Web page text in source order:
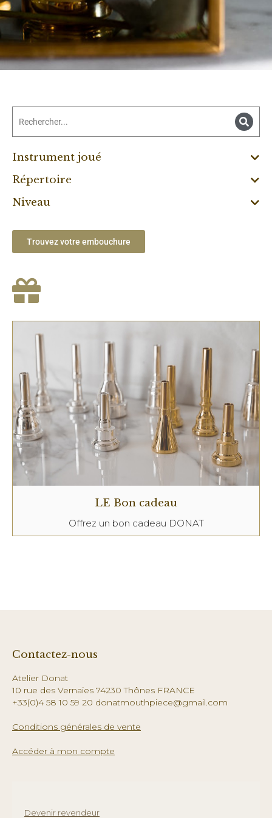
Instrument joué
Répertoire
Niveau
Trouvez votre embouchure
LE Bon cadeau
Offrez un bon cadeau DONAT
Contactez-nous
Atelier Donat
10 rue des Vernaies 74230 Thônes FRANCE
+33(0)4 58 10 59 20 donatmouthpiece@gmail.com
Conditions générales de vente
Accéder à mon compte
Devenir revendeur